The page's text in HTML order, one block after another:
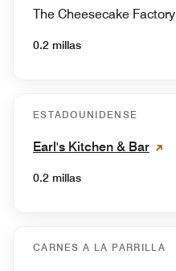
The Cheesecake Factory
0.2 millas
ESTADOUNIDENSE
Earl's Kitchen & Bar
0.2 millas
CARNES A LA PARRILLA